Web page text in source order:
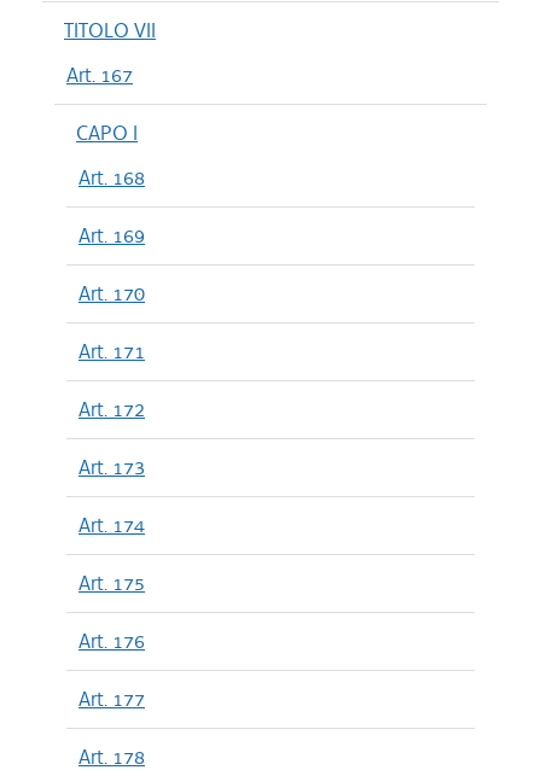
TITOLO VII
Art. 167
CAPO I
Art. 168
Art. 169
Art. 170
Art. 171
Art. 172
Art. 173
Art. 174
Art. 175
Art. 176
Art. 177
Art. 178